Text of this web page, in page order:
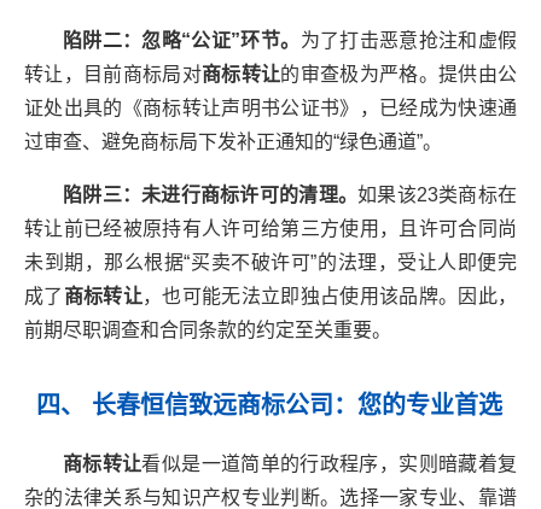
陷阱二：忽略“公证”环节。 为了打击恶意抢注和虚假
转让，目前商标局对商标转让的审查极为严格。提供由公
证处出具的《商标转让声明书公证书》，已经成为快速通
过审查、避免商标局下发补正通知的“绿色通道”。
陷阱三：未进行商标许可的清理。如果该23类商标在
转让前已经被原持有人许可给第三方使用，且许可合同尚
未到期，那么根据“买卖不破许可”的法理，受让人即便完
成了 商标转让，也可能无法立即独占使用该品牌。因此，
前期尽职调查和合同条款的约定至关重要。
四、 长春恒信致远商标公司：您的专业首选
商标转让看似是一道简单的行政程序，实则暗藏着复
杂的法律关系与知识产权专业判断。选择一家专业、靠谱